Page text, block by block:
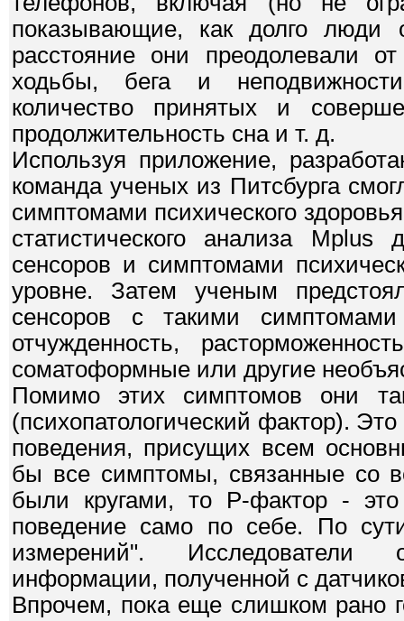
показывающие, как долго люди
расстояние они преодолевали
ходьбы, бега и
количество принятых и
продолжительность сна и т. д.
Используя приложение,
команда ученых из Питсбурга
симптомами психического
статистического анализа
сенсоров и симптомами
уровне. Затем ученым
сенсоров с такими симптомами
отчужденность,
соматоформные или другие
Помимо этих симптомов они
(психопатологический фактор).
поведения, присущих всем
бы все симптомы, связанные со
были кругами, то P-фактор -
поведение само по себе. По
измерений". Исследователи
информации, полученной с
Впрочем, пока еще слишком рано